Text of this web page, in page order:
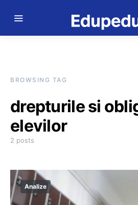
BROWSING TAG
drepturile si
elevilor
2 posts
Analize